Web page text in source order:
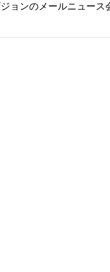
ョンのメールニュース